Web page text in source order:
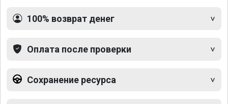
100% возврат денег
Оплата после проверки
Сохранение ресурса